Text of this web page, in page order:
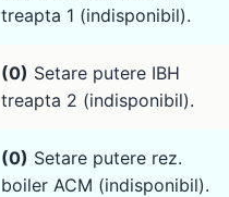
treapta 1 (indisponibil).
(0) Setare putere IBH
treapta 2 (indisponibil).
(0) Setare putere rez.
boiler ACM (indisponibil).